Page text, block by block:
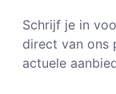
Schrijf je in
direct van ons
actuele